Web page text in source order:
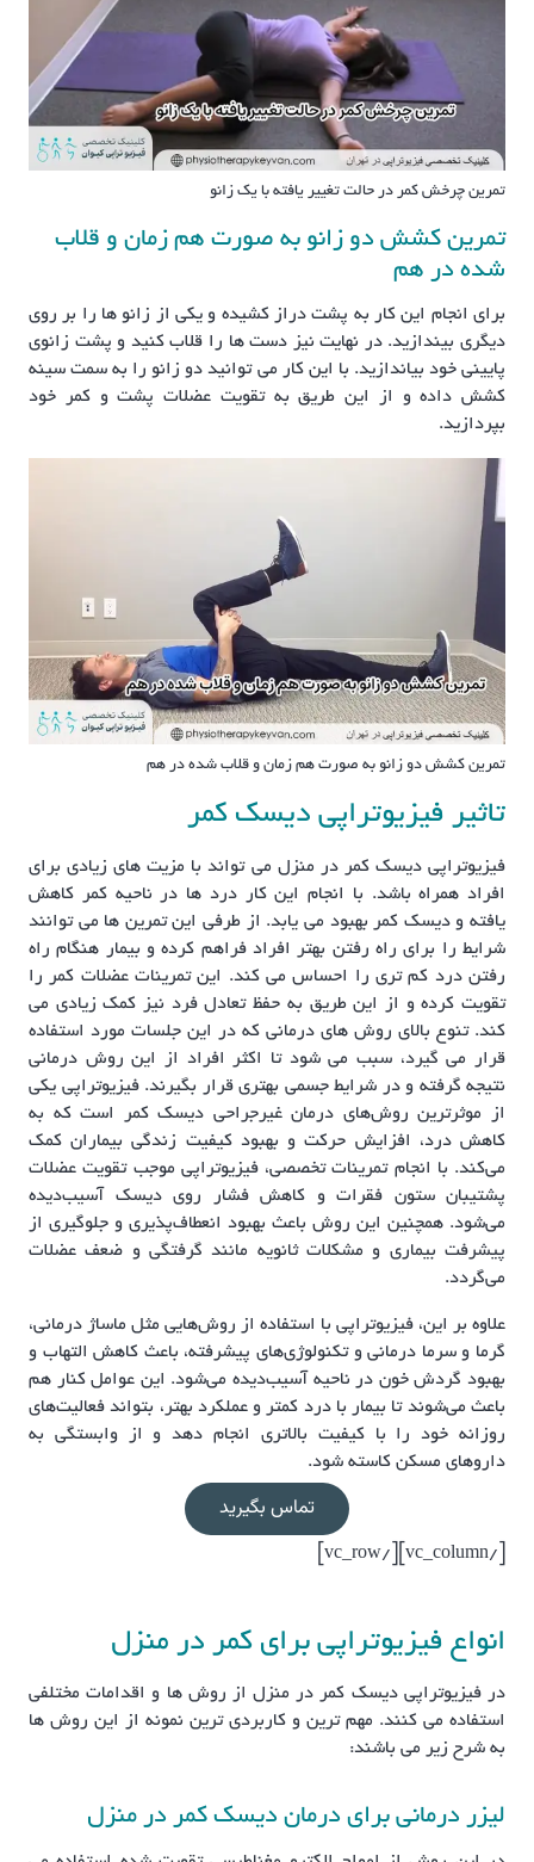
تمرین چرخش کمر در حالت تغییر یافته با یک زانو
تمرین کشش دو زانو به صورت هم زمان و قلاب
شده در هم
برای انجام این کار به پشت دراز کشیده و یکی از زانو ها را بر روی
دیگری بیندازید. در نهایت نیز دست ها را قلاب کنید و پشت زانوی
پایینی خود بیاندازید. با این کار می توانید دو زانو را به سمت سینه
کشش داده و از این طریق به تقویت عضلات پشت و کمر خود
بپردازید.
تمرین کشش دو زانو به صورت هم زمان و قلاب شده در هم
تاثیر فیزیوتراپی دیسک کمر
فیزیوتراپی دیسک کمر در منزل می تواند با مزیت های زیادی برای
افراد همراه باشد. با انجام این کار درد ها در ناحیه کمر کاهش
یافته و دیسک کمر بهبود می یابد. از طرفی این تمرین ها می توانند
شرایط را برای راه رفتن بهتر افراد فراهم کرده و بیمار هنگام راه
رفتن درد کم تری را احساس می کند. این تمرینات عضلات کمر را
تقویت کرده و از این طریق به حفظ تعادل فرد نیز کمک زیادی می
کند. تنوع بالای روش های درمانی که در این جلسات مورد استفاده
قرار می گیرد، سبب می شود تا اکثر افراد از این روش درمانی
نتیجه گرفته و در شرایط جسمی بهتری قرار بگیرند. فیزیوتراپی یکی
از موثرترین روش‌های درمان غیرجراحی دیسک کمر است که به
کاهش درد، افزایش حرکت و بهبود کیفیت زندگی بیماران کمک
می‌کند. با انجام تمرینات تخصصی، فیزیوتراپی موجب تقویت عضلات
پشتیبان ستون فقرات و کاهش فشار روی دیسک آسیب‌دیده
می‌شود. همچنین این روش باعث بهبود انعطاف‌پذیری و جلوگیری از
پیشرفت بیماری و مشکلات ثانویه مانند گرفتگی و ضعف عضلات
می‌گردد.
علاوه بر این، فیزیوتراپی با استفاده از روش‌هایی مثل ماساژ درمانی،
گرما و سرما درمانی و تکنولوژی‌های پیشرفته، باعث کاهش التهاب و
بهبود گردش خون در ناحیه آسیب‌دیده می‌شود. این عوامل کنار هم
باعث می‌شوند تا بیمار با درد کمتر و عملکرد بهتر، بتواند فعالیت‌های
روزانه خود را با کیفیت بالاتری انجام دهد و از وابستگی به
داروهای مسکن کاسته شود.
تماس بگیرید
[/vc_column][/vc_row]
انواع فیزیوتراپی برای کمر در منزل
در فیزیوتراپی دیسک کمر در منزل از روش ها و اقدامات مختلفی
استفاده می کنند. مهم ترین و کاربردی ترین نمونه از این روش ها
به شرح زیر می باشند:
لیزر درمانی برای درمان دیسک کمر در منزل